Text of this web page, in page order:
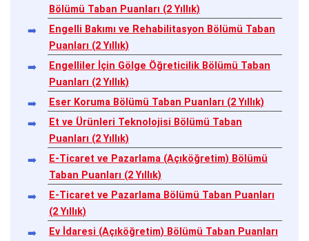
Bölümü Taban Puanları (2 Yıllık)
Engelli Bakımı ve Rehabilitasyon Bölümü Taban
Puanları (2 Yıllık)
Engelliler İçin Gölge Öğreticilik Bölümü Taban
Puanları (2 Yıllık)
Eser Koruma Bölümü Taban Puanları (2 Yıllık)
Et ve Ürünleri Teknolojisi Bölümü Taban
Puanları (2 Yıllık)
E-Ticaret ve Pazarlama (Açıköğretim) Bölümü
Taban Puanları (2 Yıllık)
E-Ticaret ve Pazarlama Bölümü Taban Puanları
(2 Yıllık)
Ev İdaresi (Açıköğretim) Bölümü Taban Puanları